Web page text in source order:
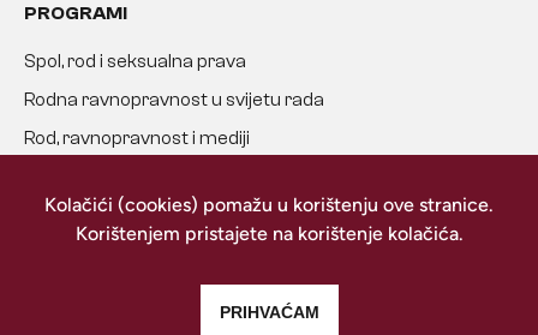
PROGRAMI
Spol, rod i seksualna prava
Rodna ravnopravnost u svijetu rada
Rod, ravnopravnost i mediji
ISTRAŽITE
BAZU ZNANJA
Kolačići (cookies) pomažu u korištenju ove stranice.
Korištenjem pristajete na korištenje kolačića.
PRIHVAĆAM